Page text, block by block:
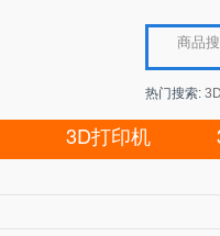
热门搜索:
3D打印机